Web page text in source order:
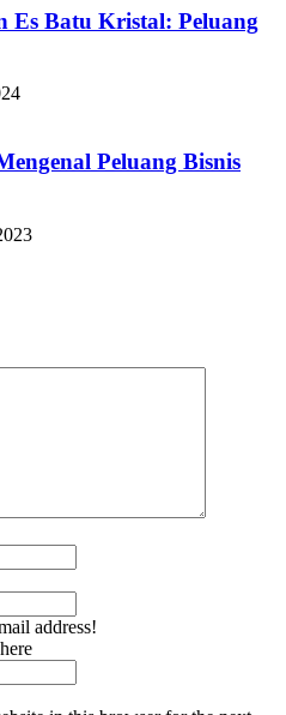
Es Batu Kristal: Peluang
Peluang Bisnis
address!